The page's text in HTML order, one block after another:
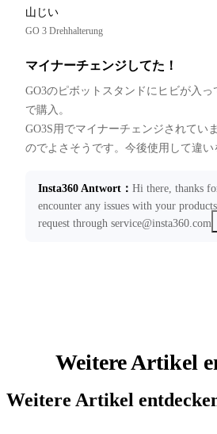
山じい
GO 3 Drehhalterung
マイナーチェンジしてた！
GO3のピボットスタンドにヒビが入
で購入。
GO3S用でマイナーチェンジされてい
Insta360 Antwort ： Hi there, thanks
encounter any issues with your
request through
Weitere Artikel
Weitere Artikel